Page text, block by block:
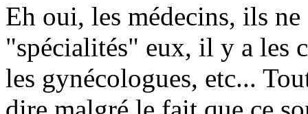
Eh oui, les médecins, ils
"spécialités" eux, il y a les
les gynécologues, etc...